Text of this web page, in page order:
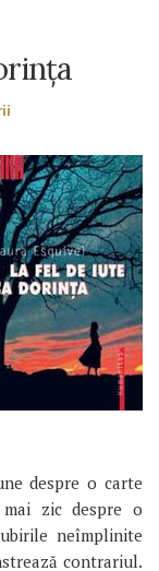
despre o carte
zic despre o
neîmplinite
contrariul.